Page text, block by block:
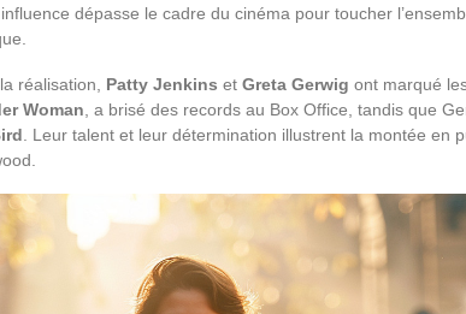
dépasse le cadre du cinéma pour toucher
réalisation, Patty Jenkins et Greta Gerwig ont marqué
Woman , a brisé des records au Box Office, tandis que
. Leur talent et leur détermination illustrent la montée en